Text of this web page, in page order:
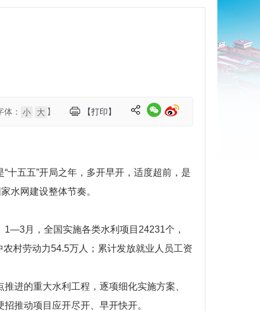
【打印】
体： 小 大 】
十五五”开局之年，多开早开，适度超前，是
水网建设整体节奏。
月，全国实施各类水利项目24231个，
村劳动力54.5万人；累计发放就业人员工资
进的重大水利工程，逐项细化实施方案、
推动项目应开尽开、早开快开。